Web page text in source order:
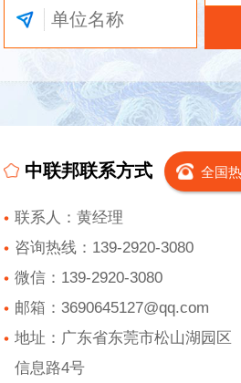
中联邦联系方式 全国
联系人：黄经理
咨询热线：139-2920-3080
微信：139-2920-3080
邮箱：3690645127@qq.com
地址：广东省东莞市松山湖园区
信息路4号